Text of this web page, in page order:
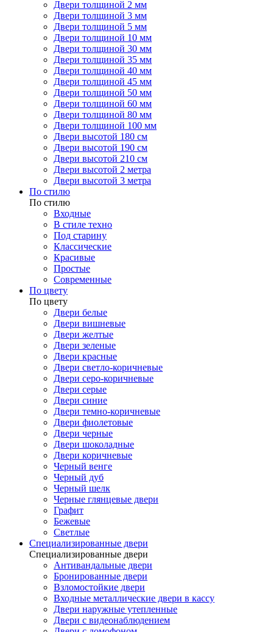
Двери толщиной 2 мм
Двери толщиной 3 мм
Двери толщиной 5 мм
Двери толщиной 10 мм
Двери толщиной 30 мм
Двери толщиной 35 мм
Двери толщиной 40 мм
Двери толщиной 45 мм
Двери толщиной 50 мм
Двери толщиной 60 мм
Двери толщиной 80 мм
Двери толщиной 100 мм
Двери высотой 180 см
Двери высотой 190 см
Двери высотой 210 см
Двери высотой 2 метра
Двери высотой 3 метра
По стилю
По стилю
Входные
В стиле техно
Под старину
Классические
Красивые
Простые
Современные
По цвету
По цвету
Двери белые
Двери вишневые
Двери желтые
Двери зеленые
Двери красные
Двери светло-коричневые
Двери серо-коричневые
Двери серые
Двери синие
Двери темно-коричневые
Двери фиолетовые
Двери черные
Двери шоколадные
Двери коричневые
Черный венге
Черный дуб
Черный шелк
Черные глянцевые двери
Графит
Бежевые
Светлые
Специализированные двери
Специализированные двери
Антивандальные двери
Бронированные двери
Взломостойкие двери
Входные металлические двери в кассу
Двери наружные утепленные
Двери с видеонаблюдением